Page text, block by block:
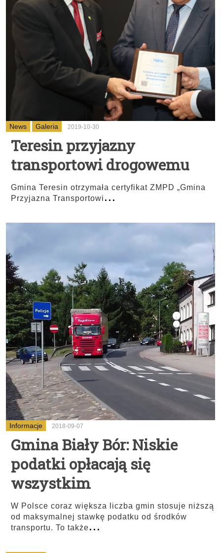
News Galeria 2019-10-30
Teresin przyjazny
transportowi drogowemu
Gmina Teresin otrzymała certyfikat ZMPD „Gmina
Przyjazna Transportowi...
Informacje 2018-09-07
Gmina Biały Bór: Niskie
podatki opłacają się
wszystkim
W Polsce coraz większa liczba gmin stosuje niższą
od maksymalnej stawkę podatku od środków
transportu. To także...